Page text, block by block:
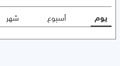
يوم أسبوع شهر